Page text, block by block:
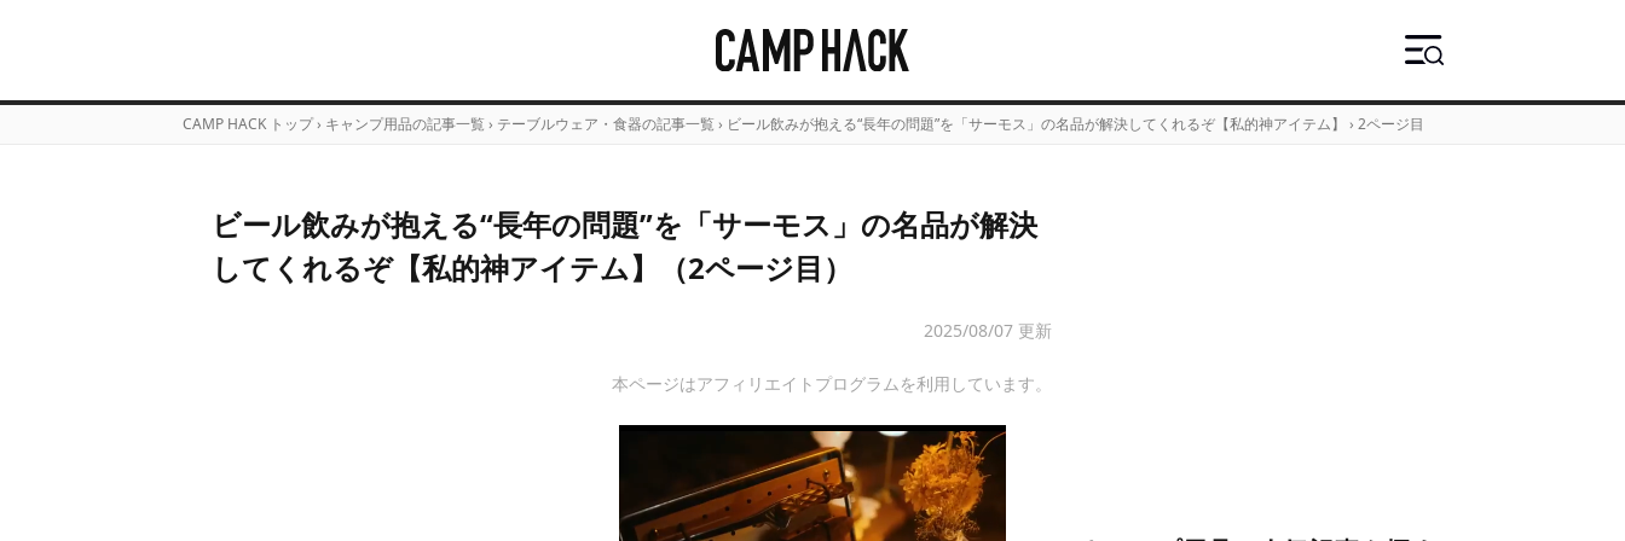
CAMP HACK トップ › キャンプ用品の記事一覧 › テーブルウェア・食器の記事一覧 › ビール飲みが抱える“長年の問題”を「サーモス」の名品が解決してくれるぞ【私的神アイテム】 › 2ページ目
ビール飲みが抱える“長年の問題”を「サーモス」の名品が解決
してくれるぞ【私的神アイテム】（2ページ目）
2025/08/07 更新
本ページはアフィリエイトプログラムを利用しています。